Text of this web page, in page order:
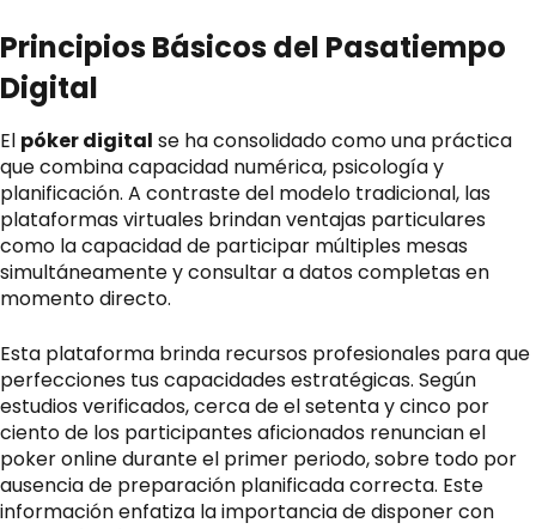
Principios Básicos del Pasatiempo
Digital
El póker digital se ha consolidado como una práctica
que combina capacidad numérica, psicología y
planificación. A contraste del modelo tradicional, las
plataformas virtuales brindan ventajas particulares
como la capacidad de participar múltiples mesas
simultáneamente y consultar a datos completas en
momento directo.
Esta plataforma brinda recursos profesionales para que
perfecciones tus capacidades estratégicas. Según
estudios verificados, cerca de el setenta y cinco por
ciento de los participantes aficionados renuncian el
poker onlinedurante el primer periodo, sobre todo por
ausencia de preparación planificada correcta. Este
información enfatiza la importancia de disponer con